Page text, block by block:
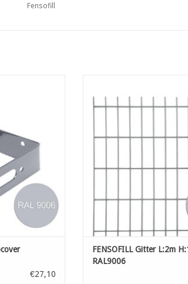
Fensofill
€27,10
ZUM WARENKORB
FENSOFILL Gitter L:2m
RAL9006